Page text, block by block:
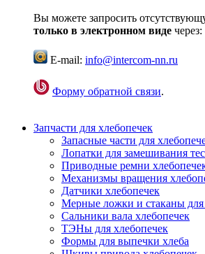
Вы можете запросить
только в электронном виде через:
E-mail: info@intercom-nn.ru
Форму обратной связи.
Запчасти для хлебопечек
Запасные части для
Лопатки для замешивания
Приводные ремни
Механизмы вращения
Датчики хлебопечек
Мерные ложки и стаканы для
Сальники вала хлебопечек
ТЭНы для хлебопечек
Формы для выпечки хлеба